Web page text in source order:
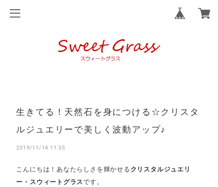
生きてる！天然石を身につける☆クリスタ
ルジュエリーで美しく波動アップ♪
2019/11/14 11:55
こんにちは！あなたらしさを輝かせる クリスタルジュエリ
ー・スウィートグラスです。